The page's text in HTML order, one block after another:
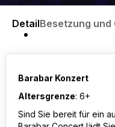
DetailBesetzung und
Barabar Konzert
Altersgrenze: 6+
Sind Sie bereit für ein